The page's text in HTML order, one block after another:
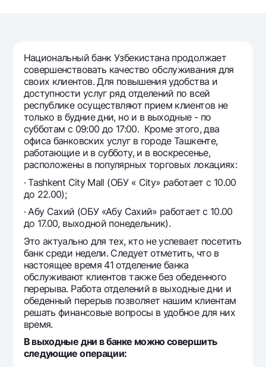
Золотые слитки от НБУ
Серебряный депозит
Visa FIFA
Mastercard
Зарплатные
Garmin pay
Акции
Мобильное приложение Milliy
Часто задаваемые вопросы
Ищите по сайту
Найти
Полезные ссылки
Часто задаваемые вопросы
Пресс-центр
Офисы и банкоматы
Согласие на обработку персональных данных
Следите за нами в соцсетях
Контакт-центр
Национальный банк Узбекистана продолжает
совершенствовать качество обслуживания для
своих клиентов. Для повышения удобства и
доступности услуг ряд отделений по всей
республике осуществляют прием клиентов не
только в будние дни, но и в выходные - по
субботам с 09:00 до 17:00. Кроме этого, два
офиса банковских услуг в городе Ташкенте,
работающие и в субботу, и в воскресенье,
расположены в популярных торговых локациях:
· Tashkent City Mall (ОБУ « City» работает с 10.00
до 22.00);
· Абу Сахий (ОБУ «Абу Сахий» работает с 10.00
до 17.00, выходной понедельник).
Это актуально для тех, кто не успевает посетить
банк среди недели. Следует отметить, что в
настоящее время 41 отделение банка
обслуживают клиентов также без обеденного
перерыва. Работа отделений в выходные дни и
обеденный перерыв позволяет нашим клиентам
решать финансовые вопросы в удобное для них
время.
В выходные дни в банке можно совершить
следующие операции: